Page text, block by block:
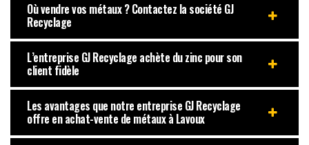
Où vendre vos métaux ? Contactez la société GJ
Recyclage
L’entreprise GJ Recyclage achète du zinc pour son
client fidèle
Les avantages que notre entreprise GJ Recyclage
offre en achat-vente de métaux à Lavoux